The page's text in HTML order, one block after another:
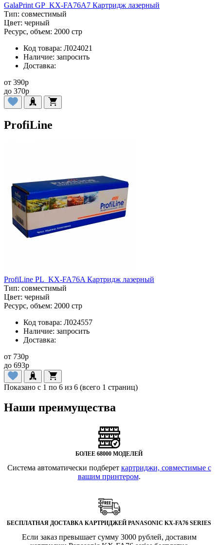
GalaPrint GP_KX-FA76A7 Картридж лазерный
Тип: совместимый
Цвет: черный
Ресурс, объем: 2000 стр
Код товара: Л024021
Наличие: запросить
Доставка:
от 390p
до 370p
ProfiLine
ProfiLine PL_KX-FA76A Картридж лазерный
Тип: совместимый
Цвет: черный
Ресурс, объем: 2000 стр
Код товара: Л024557
Наличие: запросить
Доставка:
от 730p
до 693p
Показано с 1 по 6 из 6 (всего 1 страниц)
Наши преимущества
БОЛЕЕ 68000 МОДЕЛЕЙ
Система автоматически подберет картриджи, совместимые с
вашим принтером.
БЕСПЛАТНАЯ ДОСТАВКА КАРТРИДЖЕЙ PANASONIC KX-FA76 SERIES
Если заказ превышает сумму 3000 рублей, доставим